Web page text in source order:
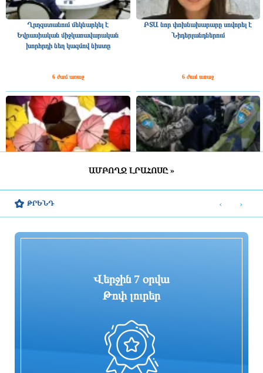
Ղրղզստանում մեկնարկել է
Եվրասիական միջկառավարական
խորհրդի նեղ կազմով նիստը
6 ժամ առաջ
ԲՏԱ նոր փոխնախարարը սովորել է
Նիդերլանդներում
6 ժամ առաջ
հնարավոր է կարկուտ
ամենամեծը մի քանի տասնամյակի
ընթացքում
«ՑԱՅԳ» հեռուստաընկերությունն
իրականացնում է «Շիրակցու խոսք»
Հիմնանորոգվում է Սևան-Մարտունի-
ավտոճանապարհի մի հատվածը
ԱՄԲՈՂՋ ԼՐԱՀՈՍԸ »
ԹՐԵՆԴ
Վերջին 7 օրվա
Թոփ լուրեր
‹ ›